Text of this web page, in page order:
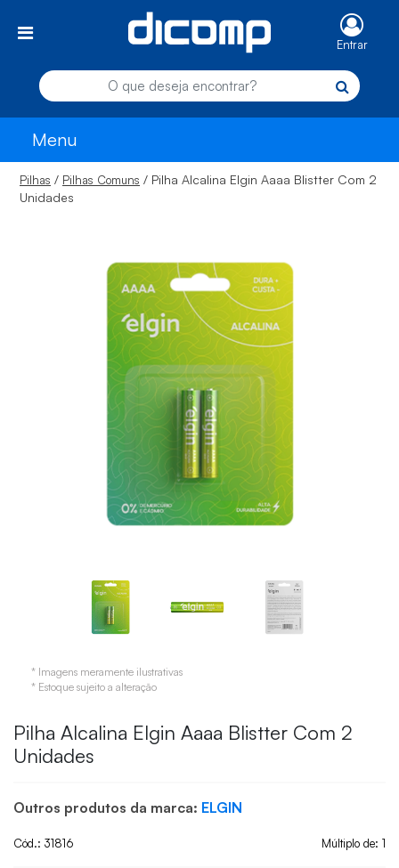
Entrar
Menu
Pilhas / Pilhas Comuns / Pilha Alcalina Elgin Aaaa Blistter Com 2
Unidades
* Imagens meramente ilustrativas
* Estoque sujeito a alteração
Pilha Alcalina Elgin Aaaa Blistter Com 2
Unidades
Outros produtos da marca: ELGIN
Cód.: 31816 Múltiplo de: 1